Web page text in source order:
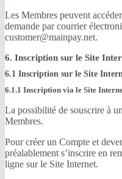
Les Membres peuvent
demande par courrier
customer@mainpay.net.
6. Inscription sur le Site
6.1 Inscription sur le Site
6.1.1 Inscription via le Site
La possibilité de souscrire à
Membres.
Pour créer un Compte et
préalablement s’inscrire en
ligne sur le Site Internet.